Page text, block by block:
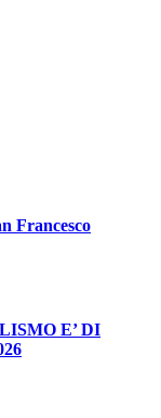
Francesco
E’ DI